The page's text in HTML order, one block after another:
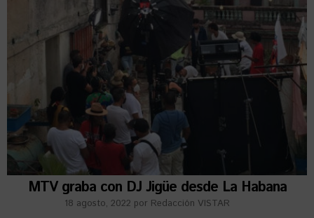
MTV graba con DJ Jigüe desde La Habana
18 agosto, 2022 por Redacción VISTAR